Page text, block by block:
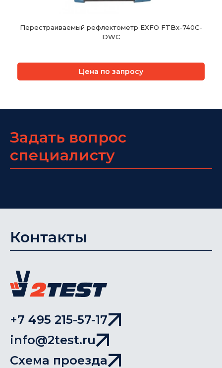
Перестраиваемый рефлектометр EXFO FTBx-740C-
DWC
Цена по запросу
Задать вопрос
специалисту
Контакты
+7 495 215-57-17
info@2test.ru
Схема проезда